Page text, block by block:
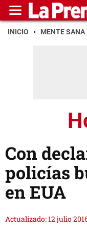
INICIO MENTE SANA
Con
policías
en EUA
Actualizado: 12 julio